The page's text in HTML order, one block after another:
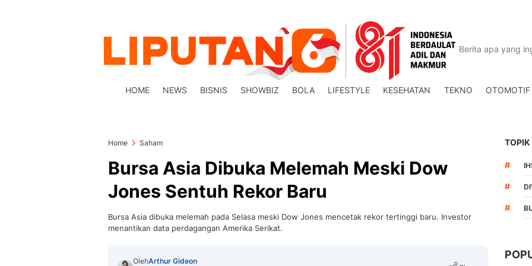
HOME NEWS BISNIS SHOWBIZ BOLA LIFESTYLE KESEHATAN TEKNO OTOMOTIF
Home Saham
Bursa Asia Dibuka Melemah Meski Dow
Jones Sentuh Rekor Baru
Bursa Asia dibuka melemah pada Selasa meski Dow Jones mencetak rekor tertinggi baru. Investor
menantikan data perdagangan Amerika Serikat.
OlehArthur Gideon
TOPIK
#
#
#